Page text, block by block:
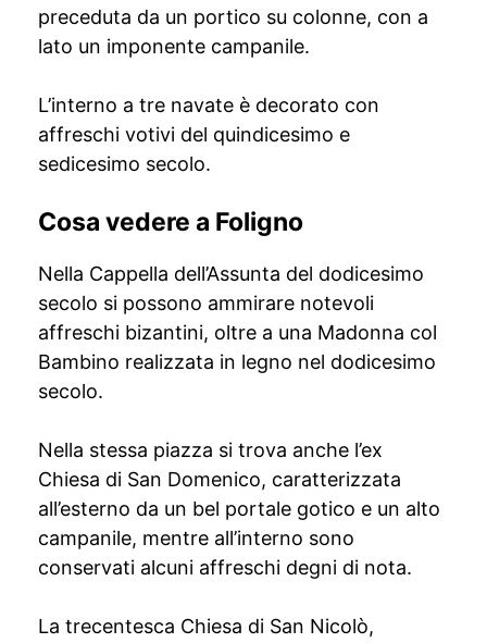
preceduta da un portico su colonne, con a
lato un imponente campanile.
L’interno a tre navate è decorato con
affreschi votivi del quindicesimo e
sedicesimo secolo.
Cosa vedere a Foligno
Nella Cappella dell’Assunta del dodicesimo
secolo si possono ammirare notevoli
affreschi bizantini, oltre a una Madonna col
Bambino realizzata in legno nel dodicesimo
secolo.
Nella stessa piazza si trova anche l’ex
Chiesa di San Domenico, caratterizzata
all’esterno da un bel portale gotico e un alto
campanile, mentre all’interno sono
conservati alcuni affreschi degni di nota.
La trecentesca Chiesa di San Nicolò,